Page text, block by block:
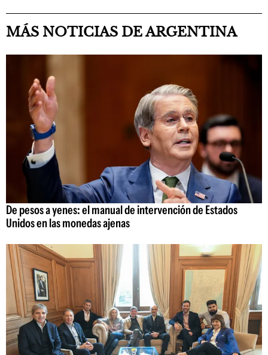
MÁS NOTICIAS DE ARGENTINA
De pesos a yenes: el manual de intervención de Estados
Unidos en las monedas ajenas